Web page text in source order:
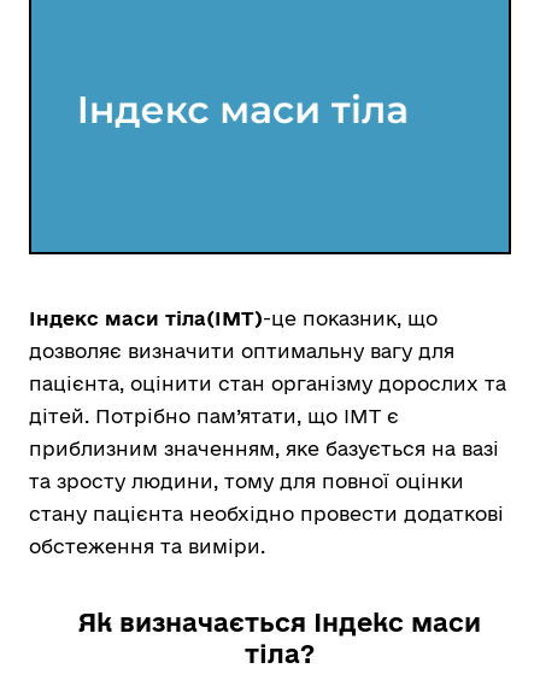
Індекс маси тіла(ІМТ)-це показник, що
дозволяє визначити оптимальну вагу для
пацієнта, оцінити стан організму дорослих та
дітей. Потрібно пам’ятати, що ІМТ є
приблизним значенням, яке базується на вазі
та зросту людини, тому для повної оцінки
стану пацієнта необхідно провести додаткові
обстеження та виміри.
Як визначається Індекс маси
тіла?